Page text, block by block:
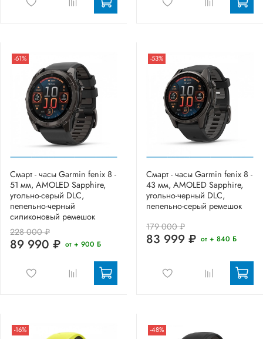
-61%
Смарт - часы Garmin fenix 8 -
51 мм, AMOLED Sapphire,
угольно-серый DLC,
пепельно-черный
силиконовый ремешок
228 000 ₽
89 990 ₽ от + 900 Б
-53%
Смарт - часы Garmin fenix 8 -
43 мм, AMOLED Sapphire,
угольно-черный DLC,
пепельно-серый ремешок
179 000 ₽
83 999 ₽ от + 840 Б
-16% -48%